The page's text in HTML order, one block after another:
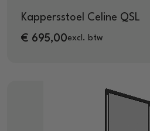
Kappersstoel Celine QSL
€ 695,00excl. btw